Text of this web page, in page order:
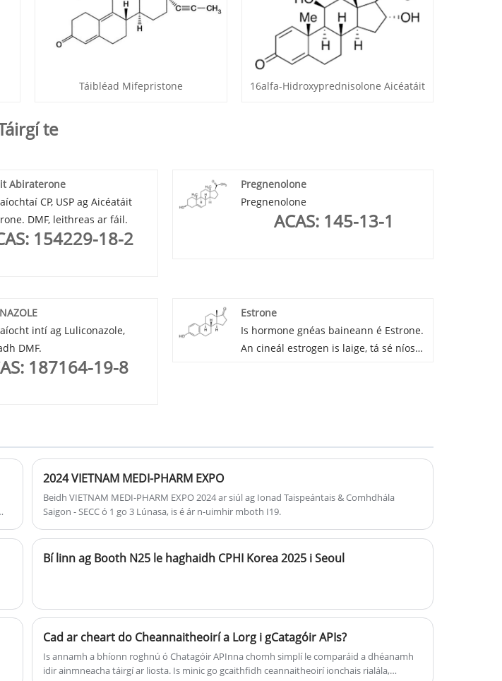
Táibléad Mifepristone 16alfa-Hidroxyprednisolone Aicéatáit
te
Abiraterone
CP, USP ag Aicéatáit
Abiraterone. DMF, leithreas ar fáil.
154229-18-2
Pregnenolone
Pregnenolone
ACAS: 145-13-1
intí ag Luliconazole,
DMF.
187164-19-8
Estrone
Is hormone gnéas baineann é Estrone.
An cineál estrogen is laige, tá sé níos
CAS:53-16-7
2024 VIETNAM MEDI-PHARM EXPO
Beidh VIETNAM MEDI-PHARM EXPO 2024 ar siúl ag Ionad Taispeántais & Comhdhála
Saigon - SECC ó 1 go 3 Lúnasa, is é ár n-uimhir mboth I19.
Bí linn ag Booth N25 le haghaidh CPHI Korea 2025 i Seoul
Cad ar cheart do Cheannaitheoirí a Lorg i gCatagóir APIs?
Is annamh a bhíonn roghnú ó Chatagóir APInna chomh simplí le comparáid a dhéanamh
idir ainmneacha táirgí ar liosta. Is minic go gcaithfidh ceannaitheoirí ionchais rialála,